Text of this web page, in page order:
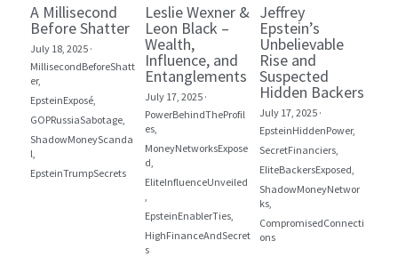
A Millisecond
Before Shatter
July 18, 2025 ·
MillisecondBeforeShatt
er,
EpsteinExposé,
GOPRussiaSabotage,
ShadowMoneyScanda
l,
EpsteinTrumpSecrets
Leslie Wexner &
Leon Black –
Wealth,
Influence, and
Entanglements
July 17, 2025 ·
PowerBehindTheProfil
es,
MoneyNetworksExpose
d,
EliteInfluenceUnveiled
EpsteinEnablerTies,
HighFinanceAndSecret
s
Jeffrey
Epstein’s
Unbelievable
Rise and
Suspected
Hidden Backers
July 17, 2025 ·
EpsteinHiddenPower,
SecretFinanciers,
EliteBackersExposed,
ShadowMoneyNetwor
ks,
CompromisedConnecti
ons